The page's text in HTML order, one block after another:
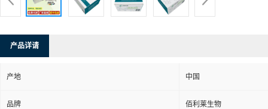
产品详请
产地 中国
品牌 佰利莱生物